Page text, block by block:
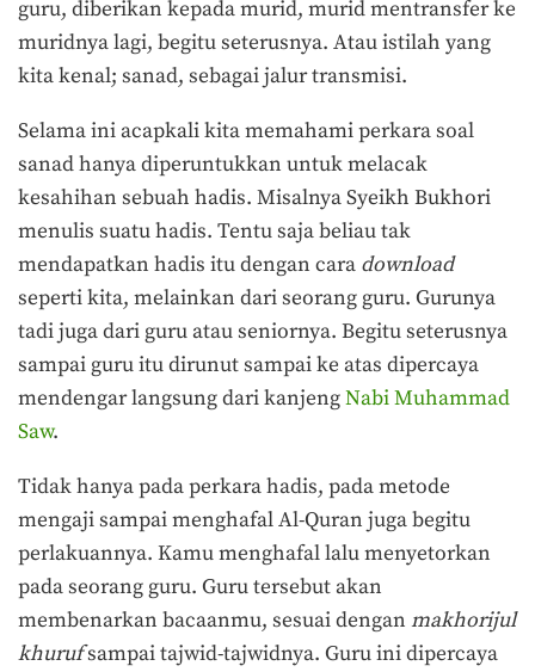
guru, diberikan kepada murid, murid mentransfer ke
muridnya lagi, begitu seterusnya. Atau istilah yang
kita kenal; sanad, sebagai jalur transmisi.
Selama ini acapkali kita memahami perkara soal
sanad hanya diperuntukkan untuk melacak
kesahihan sebuah hadis. Misalnya Syeikh Bukhori
menulis suatu hadis. Tentu saja beliau tak
mendapatkan hadis itu dengan cara download
seperti kita, melainkan dari seorang guru. Gurunya
tadi juga dari guru atau seniornya. Begitu seterusnya
sampai guru itu dirunut sampai ke atas dipercaya
mendengar langsung dari kanjengNabi Muhammad
Saw.
Tidak hanya pada perkara hadis, pada metode
mengaji sampai menghafal Al-Quran juga begitu
perlakuannya. Kamu menghafal lalu menyetorkan
pada seorang guru. Guru tersebut akan
membenarkan bacaanmu, sesuai dengan makhorijul
khurufsampai tajwid-tajwidnya. Guru ini dipercaya